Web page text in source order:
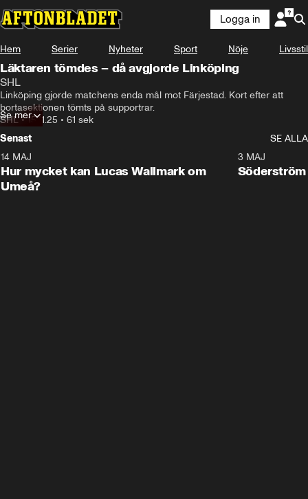
Logga in
Hem Serier Nyheter Sport Nöje Livsstil
Läktaren tömdes – då avgjorde Linköping
SHL
Linköping gjorde matchens enda mål mot Färjestad. Kort efter att
bortasektionen tömts på supportrar.
SHL•15.11.25 • 61 sek
Se mer
Senast
SE ALLA
Plus
14 MAJ
Hur mycket kan Lucas Wallmark om
Umeå?
3 MAJ